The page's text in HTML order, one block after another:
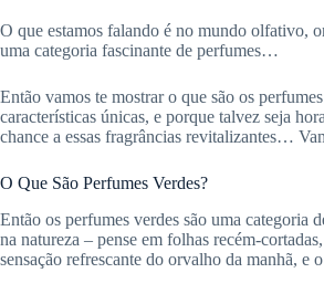
O que estamos falando é no mundo olfativo,
uma categoria fascinante de perfumes…
Então vamos te mostrar o que são os
características únicas, e porque talvez seja
chance a essas fragrâncias revitalizantes…
O Que São Perfumes Verdes?
Então os perfumes verdes são uma categoria
na natureza – pense em folhas recém-
sensação refrescante do orvalho da manhã, e